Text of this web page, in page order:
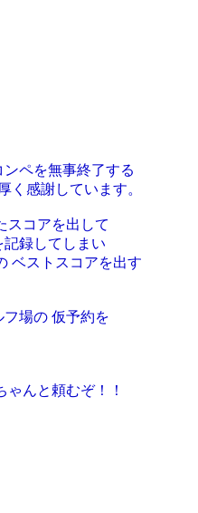
ペを無事終了する
く感謝しています。
スコアを出して
録してしまい
ベストスコアを出す
場の 仮予約を
んと頼むぞ！！